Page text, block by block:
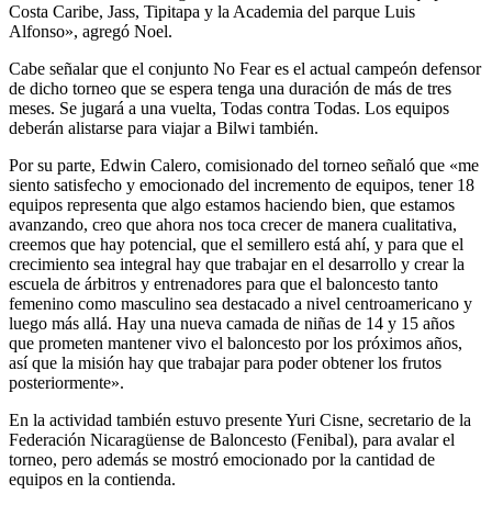
Costa Caribe, Jass, Tipitapa y la Academia del parque Luis
Alfonso», agregó Noel.
Cabe señalar que el conjunto No Fear es el actual campeón defensor
de dicho torneo que se espera tenga una duración de más de tres
meses. Se jugará a una vuelta, Todas contra Todas. Los equipos
deberán alistarse para viajar a Bilwi también.
Por su parte, Edwin Calero, comisionado del torneo señaló que «me
siento satisfecho y emocionado del incremento de equipos, tener 18
equipos representa que algo estamos haciendo bien, que estamos
avanzando, creo que ahora nos toca crecer de manera cualitativa,
creemos que hay potencial, que el semillero está ahí, y para que el
crecimiento sea integral hay que trabajar en el desarrollo y crear la
escuela de árbitros y entrenadores para que el baloncesto tanto
femenino como masculino sea destacado a nivel centroamericano y
luego más allá. Hay una nueva camada de niñas de 14 y 15 años
que prometen mantener vivo el baloncesto por los próximos años,
así que la misión hay que trabajar para poder obtener los frutos
posteriormente».
En la actividad también estuvo presente Yuri Cisne, secretario de la
Federación Nicaragüense de Baloncesto (Fenibal), para avalar el
torneo, pero además se mostró emocionado por la cantidad de
equipos en la contienda.